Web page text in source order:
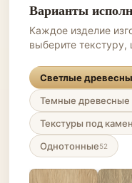
Варианты
Каждое изделие
выберите текстуру,
Светлые
Темные древесные
Текстуры под
Однотонные52